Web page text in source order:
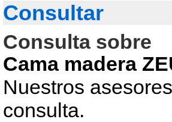
Consultar
Consulta sobre
Cama madera
Nuestros
consulta.